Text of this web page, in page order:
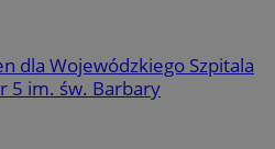
dla Wojewódzkiego Szpitala
5 im. św. Barbary